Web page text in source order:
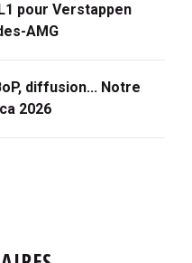
pour Verstappen
AMG
diffusion... Notre
2026